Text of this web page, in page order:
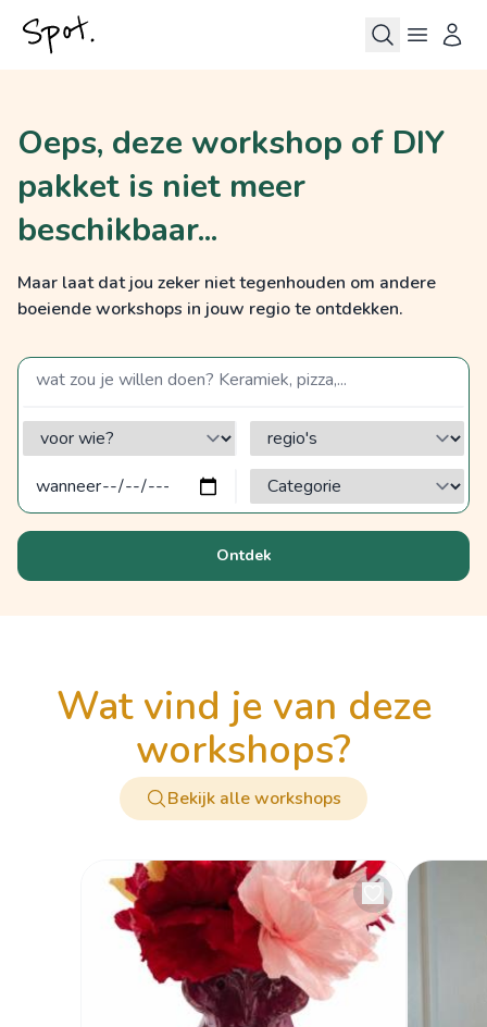
Oeps, deze workshop of DIY
pakket is niet meer
beschikbaar...
Maar laat dat jou zeker niet tegenhouden om andere
boeiende workshops in jouw regio te ontdekken.
zoek op een term
voor wie? regio's
Categorie?
Ontdek
wat vind je van deze
workshops?
Bekijk alle workshops